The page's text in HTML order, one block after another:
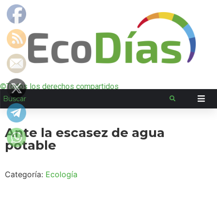
©Todos los derechos compartidos
Ante la escasez de agua
potable
Categoría: Ecología